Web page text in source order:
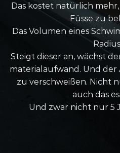
Das kostet natürlich mehr,
Füsse zu
Das Volumen eines
Steigt dieser an, wächst
materialaufwand. Und der
zu verschweißen. Nicht
auch das
Und zwar nicht nur 5